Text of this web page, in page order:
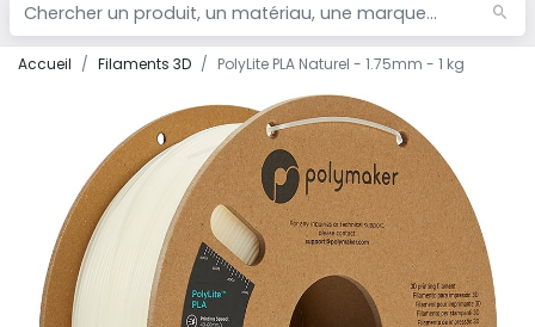
Accueil Filaments 3D PolyLite PLA Naturel - 1.75mm - 1 kg